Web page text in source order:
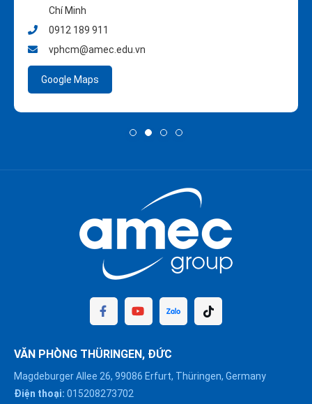
Chí Minh
0912 189 911
vphcm@amec.edu.vn
Google Maps
VĂN PHÒNG THÜRINGEN, ĐỨC
Magdeburger Allee 26, 99086 Erfurt, Thüringen, Germany
Điện thoại: 015208273702